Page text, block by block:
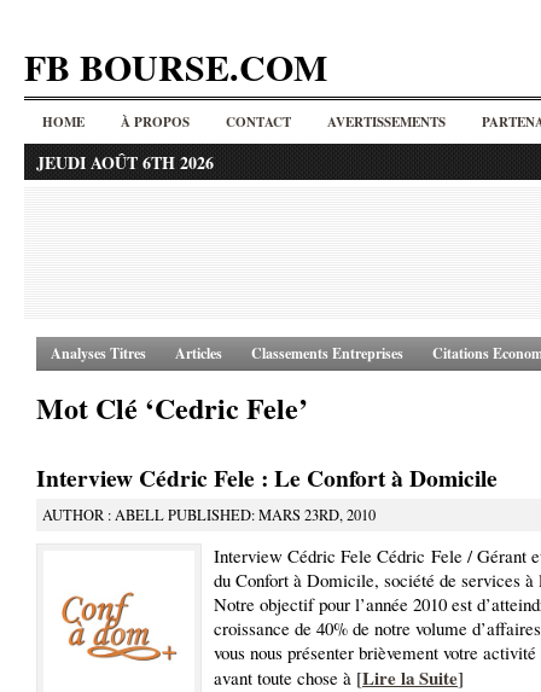
FB BOURSE.COM
HOME À PROPOS CONTACT AVERTISSEMENTS
JEUDI AOÛT 6TH 2026
Analyses Titres Articles Classements Entreprises Citations
Mot Clé ‘Cedric Fele’
Interview Cédric Fele : Le Confort à Domicile
AUTHOR : ABELL PUBLISHED: MARS 23RD, 2010
Interview Cédric Fele Cédric Fele / Gérant
du Confort à Domicile, société de services à
Notre objectif pour l’année 2010 est
croissance de 40% de notre volume
vous nous présenter brièvement votre
avant toute chose à [Lire la Suite]